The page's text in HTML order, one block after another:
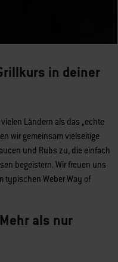
in deiner
Ländern als das „echte
wir gemeinsam vielseitige
und Rubs zu, die einfach
begeistern. Wir freuen uns
typischen Weber Way of
als nur